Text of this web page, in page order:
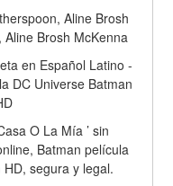
Aline Brosh
Brosh McKenna
en Español Latino -
DC Universe Batman
O La Mía ’ sin
Batman película
segura y legal.